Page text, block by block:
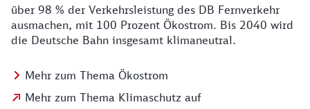
über 98 % der Verkehrsleistung des DB Fernverkehr
ausmachen, mit 100 Prozent Ökostrom. Bis 2040 wird
die Deutsche Bahn insgesamt klimaneutral.
Mehr zum Thema Ökostrom
Mehr zum Thema Klimaschutz auf